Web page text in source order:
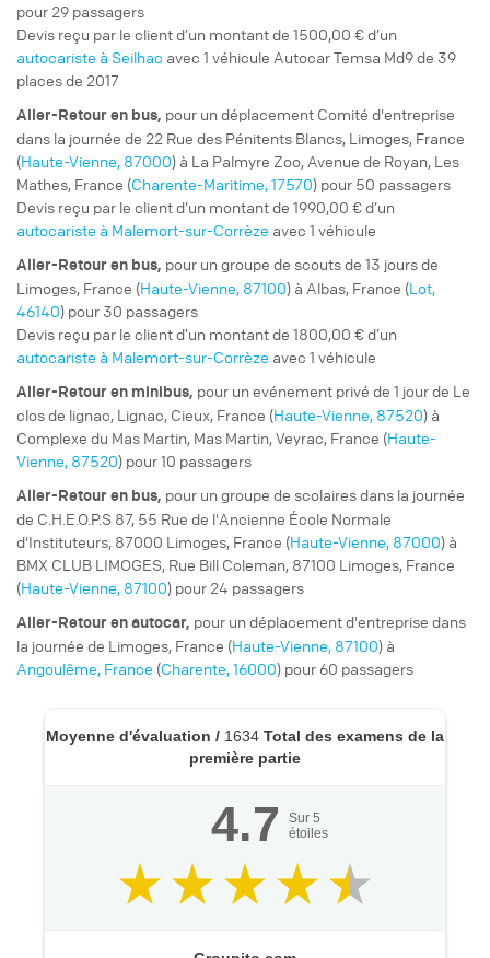
pour 29 passagers
Devis reçu par le client d’un montant de 1500,00 € d’un
autocariste à Seilhac avec 1 véhicule Autocar Temsa Md9 de 39
places de 2017
Aller-Retouren bus, pour undéplacement Comité d'entreprise
dans la journée de 22 Rue des Pénitents Blancs, Limoges, France
(Haute-Vienne, 87000) à La Palmyre Zoo, Avenue de Royan, Les
Mathes, France (Charente-Maritime, 17570) pour 50 passagers
Devis reçu par le client d’un montant de 1990,00 € d’un
autocariste à Malemort-sur-Corrèze avec 1 véhicule
Aller-Retouren bus, pour ungroupe de scoutsde 13 jours de
Limoges, France (Haute-Vienne, 87100) à Albas, France (Lot,
46140) pour 30 passagers
Devis reçu par le client d’un montant de 1800,00 € d’un
autocariste à Malemort-sur-Corrèze avec 1 véhicule
Aller-Retouren minibus, pour unevénement privé de 1 jour de Le
clos de lignac, Lignac, Cieux, France (Haute-Vienne, 87520) à
Complexe du Mas Martin, Mas Martin, Veyrac, France (Haute-
Vienne, 87520) pour 10 passagers
Aller-Retouren bus, pour ungroupe de scolairesdans la journée
de C.H.E.O.P.S 87, 55 Rue de l'Ancienne École Normale
d'Instituteurs, 87000 Limoges, France (Haute-Vienne, 87000) à
BMX CLUB LIMOGES, Rue Bill Coleman, 87100 Limoges, France
(Haute-Vienne, 87100) pour 24 passagers
Aller-Retouren autocar, pour undéplacement d'entreprise dans
la journée de Limoges, France (Haute-Vienne, 87100) à
Angoulême, France (Charente, 16000) pour 60 passagers
Moyenne d'évaluation / 1634 Total des examens de la
première partie
4.7 Sur 5
étoiles